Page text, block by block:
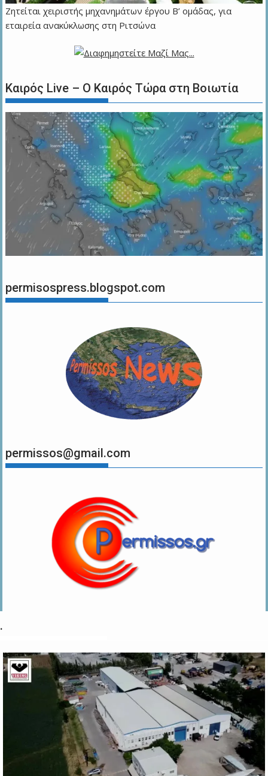
Ζητείται χειριστής μηχανημάτων έργου Β’ ομάδας, για
εταιρεία ανακύκλωσης στη Ριτσώνα
Καιρός Live – Ο Καιρός Τώρα στη Βοιωτία
permisospress.blogspot.com
permissos@gmail.com
.